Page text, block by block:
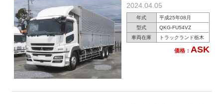
2024.04.05
年式
平成25年08月
型式
QKG-FU54VZ
車両在庫
トラックランド栃木
価格： ASK